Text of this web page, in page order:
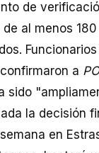
de
al menos 180
a
sido
la decisión
en